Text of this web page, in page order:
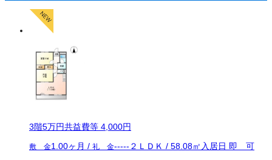
3階5万円共益費等 4,000円
敷 金1.00ヶ月 / 礼 金----- ２ＬＤＫ / 58.08㎡ 入居日 即 可